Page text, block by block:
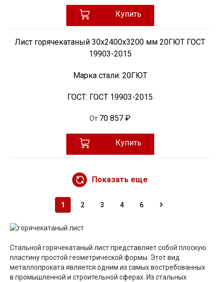
Купить
Лист горячекатаный 30х2400х3200 мм 20ГЮТ ГОСТ
19903-2015
Марка стали: 20ГЮТ
ГОСТ: ГОСТ 19903-2015
От 70 857 ₽
Купить
Показать еще
1 2 3 4 6
Стальной горячекатаный лист представляет собой плоскую
пластину простой геометрической формы. Этот вид
металлопроката является одним из самых востребованных
в промышленной и строительной сферах. Из стальных